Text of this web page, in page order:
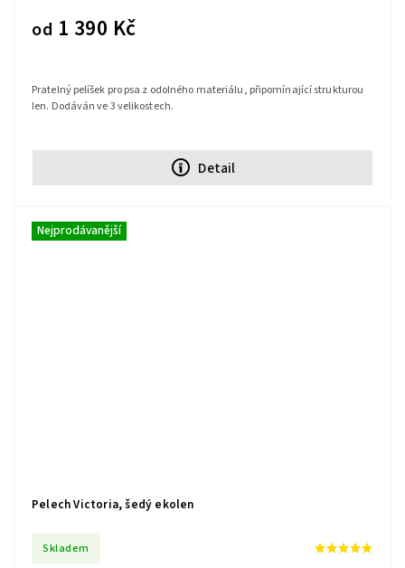
od 1 390 Kč
Detail
Pratelný pelíšek pro psa z odolného materiálu, připomínající strukturou
len. Dodáván ve 3 velikostech.
Nejprodávanější
Pelech Victoria, šedý ekolen
Skladem